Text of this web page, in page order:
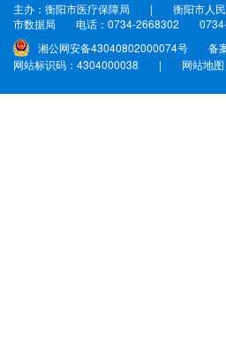
主办：衡阳市医疗保障局 | 衡阳市人民
市数据局
电话：0734-2668302 0734-
湘公网安备43040802000074号
备
网站标识码：4304000038 | 网站地图